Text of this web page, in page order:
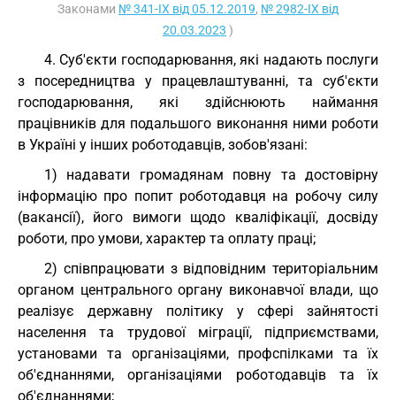
Законами № 341-IX від 05.12.2019, № 2982-IX від
20.03.2023 )
4. Суб'єкти господарювання, які надають послуги
з посередництва у працевлаштуванні, та суб'єкти
господарювання, які здійснюють наймання
працівників для подальшого виконання ними роботи
в Україні у інших роботодавців, зобов'язані:
1) надавати громадянам повну та достовірну
інформацію про попит роботодавця на робочу силу
(вакансії), його вимоги щодо кваліфікації, досвіду
роботи, про умови, характер та оплату праці;
2) співпрацювати з відповідним територіальним
органом центрального органу виконавчої влади, що
реалізує державну політику у сфері зайнятості
населення та трудової міграції, підприємствами,
установами та організаціями, профспілками та їх
об'єднаннями, організаціями роботодавців та їх
об'єднаннями;